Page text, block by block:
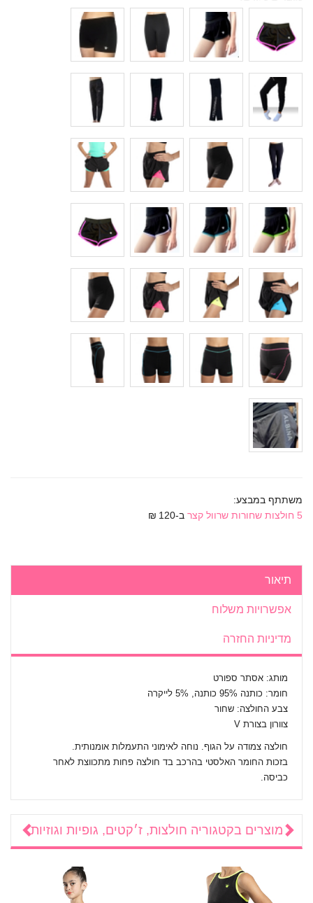
משתתף במבצע:
5 חולצות שחורות שרוול קצר
ב-120 ₪
תיאור
אפשרויות משלוח
מדיניות החזרה
מותג: אסתר ספורט
חומר: כותנה 95% כותנה, 5% לייקרה
צבע החולצה: שחור
צוורון בצורת V
חולצה צמודה על הגוף. נוחה לאימוני התעמלות אומנותית.
בזכות החומר האלסטי בהרכב בד חולצה פחות מתכווצת לאחר
כביסה.
מוצרים בקטגוריה חולצות, ז׳קטים, גופיות וגוזיות